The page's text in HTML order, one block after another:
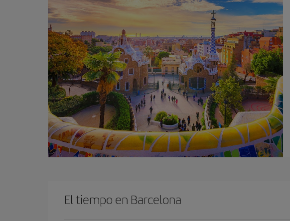
El tiempo en Barcelona